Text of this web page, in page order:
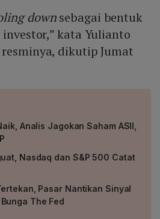
downsebagai bentuk
kata Yulianto
dikutip Jumat
Analis Jagokan Saham ASII,
Nasdaq dan S&P 500 Catat
Pasar Nantikan Sinyal
The Fed